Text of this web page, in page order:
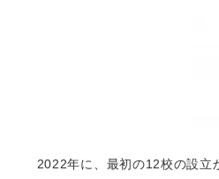
2022年に、最初の12校の設立